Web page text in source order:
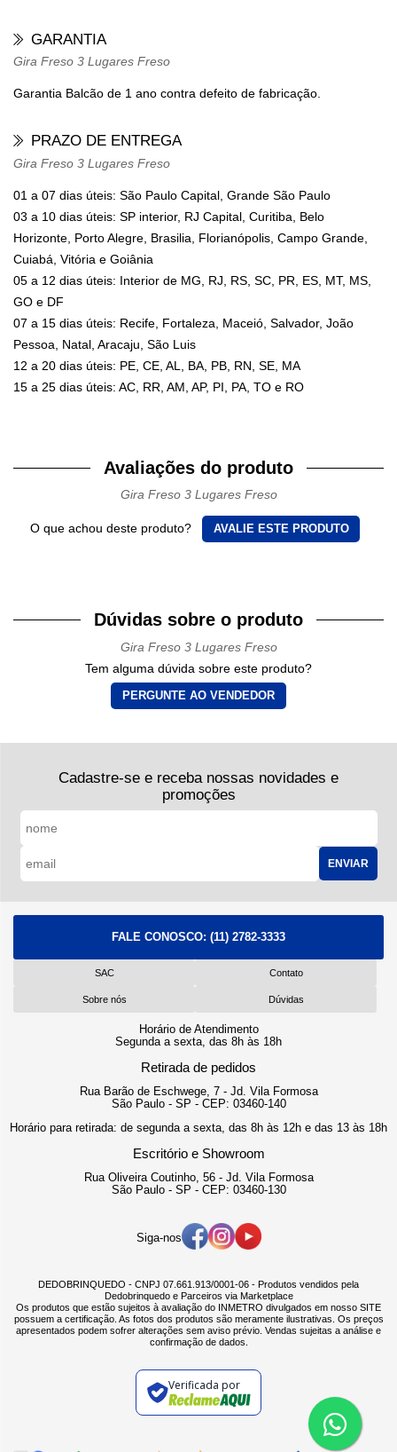
GARANTIA
Gira Freso 3 Lugares Freso
Garantia Balcão de 1 ano contra defeito de fabricação.
PRAZO DE ENTREGA
Gira Freso 3 Lugares Freso
01 a 07 dias úteis: São Paulo Capital, Grande São Paulo
03 a 10 dias úteis: SP interior, RJ Capital, Curitiba, Belo
Horizonte, Porto Alegre, Brasilia, Florianópolis, Campo Grande,
Cuiabá, Vitória e Goiânia
05 a 12 dias úteis: Interior de MG, RJ, RS, SC, PR, ES, MT, MS,
GO e DF
07 a 15 dias úteis: Recife, Fortaleza, Maceió, Salvador, João
Pessoa, Natal, Aracaju, São Luis
12 a 20 dias úteis: PE, CE, AL, BA, PB, RN, SE, MA
15 a 25 dias úteis: AC, RR, AM, AP, PI, PA, TO e RO
Avaliações do produto
Gira Freso 3 Lugares Freso
O que achou deste produto? AVALIE ESTE PRODUTO
Dúvidas sobre o produto
Gira Freso 3 Lugares Freso
Tem alguma dúvida sobre este produto?
PERGUNTE AO VENDEDOR
Cadastre-se e receba nossas novidades e
promoções
ENVIAR
FALE CONOSCO: (11) 2782-3333
SAC Contato
Sobre nós Dúvidas
Horário de Atendimento
Segunda a sexta, das 8h às 18h
Retirada de pedidos
Rua Barão de Eschwege, 7 - Jd. Vila Formosa
São Paulo - SP - CEP: 03460-140
Horário para retirada: de segunda a sexta, das 8h às 12h e das 13 às 18h
Escritório e Showroom
Rua Oliveira Coutinho, 56 - Jd. Vila Formosa
São Paulo - SP - CEP: 03460-130
Siga-nos
DEDOBRINQUEDO - CNPJ 07.661.913/0001-06 - Produtos vendidos pela
Dedobrinquedo e Parceiros via Marketplace
Os produtos que estão sujeitos à avaliação do INMETRO divulgados em nosso SITE
possuem a certificação. As fotos dos produtos são meramente ilustrativas. Os preços
apresentados podem sofrer alterações sem aviso prévio. Vendas sujeitas a análise e
confirmação de dados.
Verificada por